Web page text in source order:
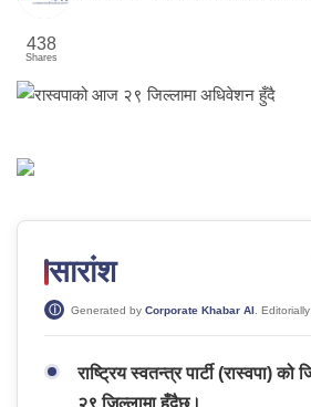
438
Shares
सारांश
Generated by Corporate Khabar AI .
राष्ट्रिय स्वतन्त्र पार्टी (रास्वपा)
२९ जिल्लामा हुँदैछ।